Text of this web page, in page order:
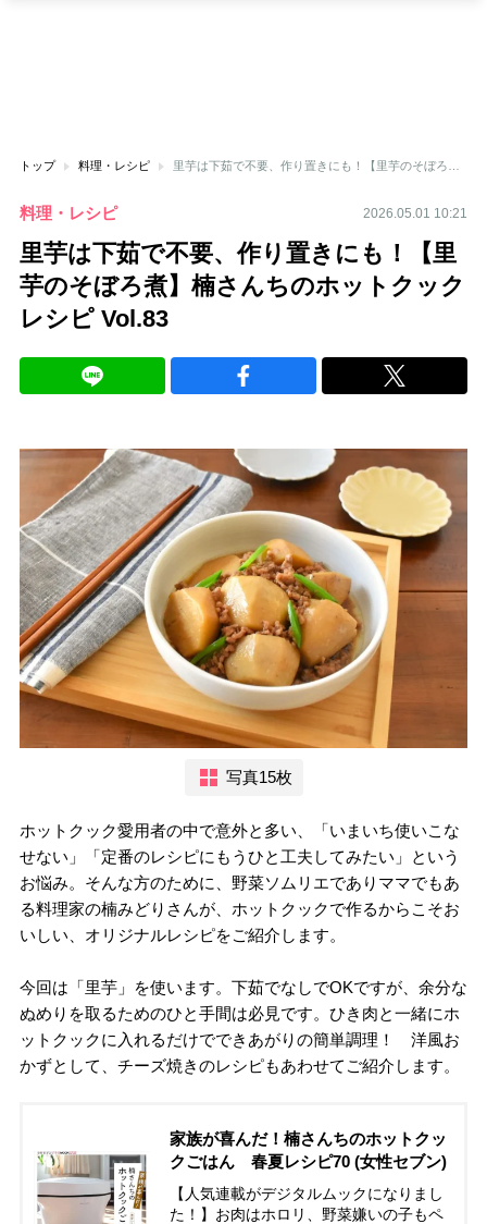
トップ 料理・レシピ
料理・レシピ 2026.05.01 10:21
里芋は下茹で不要、作り置きにも！【里
芋のそぼろ煮】楠さんちのホットクック
レシピ Vol.83
写真15枚
ホットクック愛用者の中で意外と多い、「いまいち使いこな
せない」「定番のレシピにもうひと工夫してみたい」という
お悩み。そんな方のために、野菜ソムリエでありママでもあ
る料理家の楠みどりさんが、ホットクックで作るからこそお
いしい、オリジナルレシピをご紹介します。
今回は「里芋」を使います。下茹でなしでOKですが、余分な
ぬめりを取るためのひと手間は必見です。ひき肉と一緒にホ
ットクックに入れるだけでできあがりの簡単調理！ 洋風お
かずとして、チーズ焼きのレシピもあわせてご紹介します。
家族が喜んだ！楠さんちのホットクッ
クごはん 春夏レシピ70 (女性セブン)
【人気連載がデジタルムックになりまし
た！】お肉はホロリ、野菜嫌いの子もペ